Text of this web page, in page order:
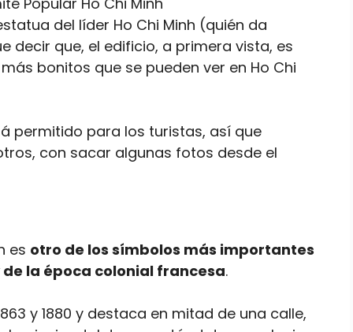
del líder Ho Chi Minh (quién da
decir que, el edificio, a primera vista, es
bonitos que se pueden ver en Ho Chi
permitido para los turistas, así que
con sacar algunas fotos desde el
es otro de los símbolos más importantes
de la época colonial francesa.
y 1880 y destaca en mitad de una calle,